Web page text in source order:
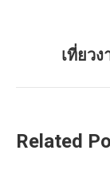
เที่ยว
Related